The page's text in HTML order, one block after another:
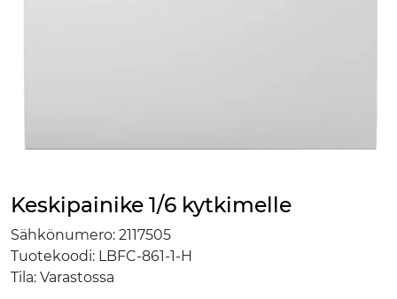
Keskipainike 1/6 kytkimelle
Sähkönumero: 2117505
Tuotekoodi: LBFC-861-1-H
Tila: Varastossa